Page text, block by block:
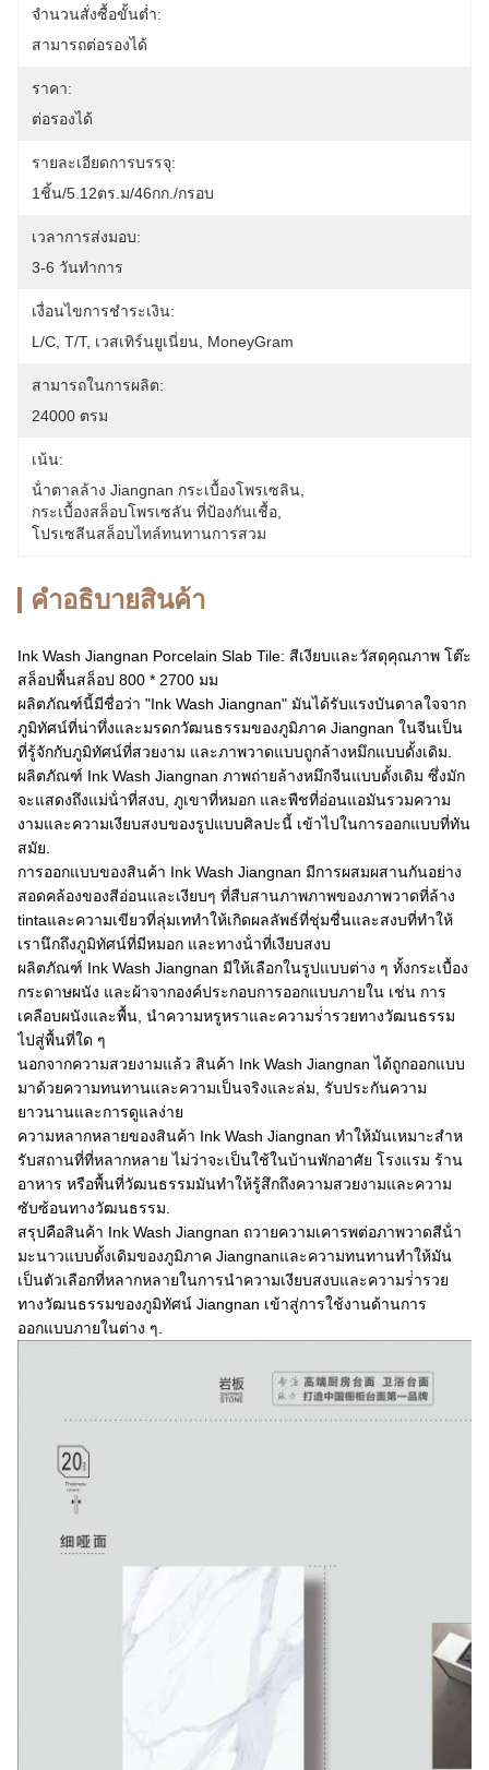
จำนวนสั่งซื้อขั้นต่ำ:
สามารถต่อรองได้
ราคา:
ต่อรองได้
รายละเอียดการบรรจุ:
1ชิ้น/5.12ตร.ม/46กก./กรอบ
เวลาการส่งมอบ:
3-6 วันทำการ
เงื่อนไขการชำระเงิน:
L/C, T/T, เวสเทิร์นยูเนี่ยน, MoneyGram
สามารถในการผลิต:
24000 ตรม
เน้น:
น้ําตาลล้าง Jiangnan กระเบื้องโพรเซลิน
กระเบื้องสล็อบโพรเซลัน ที่ป้องกันเชื้อ
โปรเซลีนสล็อบไทล์ทนทานการสวม
คําอธิบายสินค้า
Ink Wash Jiangnan Porcelain Slab Tile: สีเงียบและวัสดุคุณภาพ โต๊ะ
สล็อปพื้นสล็อป 800 * 2700 มม
ผลิตภัณฑ์นี้มีชื่อว่า "Ink Wash Jiangnan" มันได้รับแรงบันดาลใจจาก
ภูมิทัศน์ที่น่าทึ่งและมรดกวัฒนธรรมของภูมิภาค Jiangnan ในจีนเป็น
ที่รู้จักกับภูมิทัศน์ที่สวยงาม และภาพวาดแบบถูกล้างหมึกแบบดั้งเดิม.
ผลิตภัณฑ์ Ink Wash Jiangnan ภาพถ่ายล้างหมึกจีนแบบดั้งเดิม ซึ่งมัก
จะแสดงถึงแม่น้ําที่สงบ, ภูเขาที่หมอก และพืชที่อ่อนแอมันรวมความ
งามและความเงียบสงบของรูปแบบศิลปะนี้ เข้าไปในการออกแบบที่ทัน
สมัย.
การออกแบบของสินค้า Ink Wash Jiangnan มีการผสมผสานกันอย่าง
สอดคล้องของสีอ่อนและเงียบๆ ที่สืบสานภาพภาพของภาพวาดที่ล้าง
tintaและความเขียวที่ลุ่มเททําให้เกิดผลลัพธ์ที่ชุ่มชื่นและสงบที่ทําให้
เรานึกถึงภูมิทัศน์ที่มีหมอก และทางน้ําที่เงียบสงบ
ผลิตภัณฑ์ Ink Wash Jiangnan มีให้เลือกในรูปแบบต่าง ๆ ทั้งกระเบื้อง
กระดาษผนัง และผ้าจากองค์ประกอบการออกแบบภายใน เช่น การ
เคลือบผนังและพื้น, นําความหรูหราและความร่ํารวยทางวัฒนธรรม
ไปสู่พื้นที่ใด ๆ
นอกจากความสวยงามแล้ว สินค้า Ink Wash Jiangnan ได้ถูกออกแบบ
มาด้วยความทนทานและความเป็นจริงและล่ม, รับประกันความ
ยาวนานและการดูแลง่าย
ความหลากหลายของสินค้า Ink Wash Jiangnan ทําให้มันเหมาะสําห
รับสถานที่ที่หลากหลาย ไม่ว่าจะเป็นใช้ในบ้านพักอาศัย โรงแรม ร้าน
อาหาร หรือพื้นที่วัฒนธรรมมันทําให้รู้สึกถึงความสวยงามและความ
ซับซ้อนทางวัฒนธรรม.
สรุปคือสินค้า Ink Wash Jiangnan ถวายความเคารพต่อภาพวาดสีน้ํา
มะนาวแบบดั้งเดิมของภูมิภาค Jiangnanและความทนทานทําให้มัน
เป็นตัวเลือกที่หลากหลายในการนําความเงียบสงบและความร่ํารวย
ทางวัฒนธรรมของภูมิทัศน์ Jiangnan เข้าสู่การใช้งานด้านการ
ออกแบบภายในต่าง ๆ.